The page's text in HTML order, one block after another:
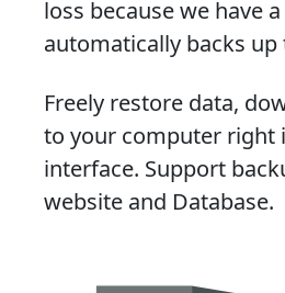
loss because we have
automatically backs up
Freely restore data,
to your computer right
interface. Support
website and Database.